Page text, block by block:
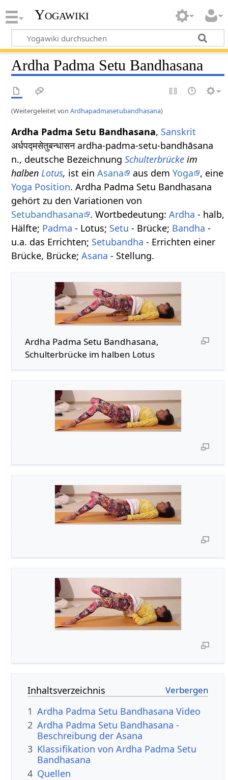
Yogawiki
Ardha Padma Setu Bandhasana
(Weitergeleitet vonArdhapadmasetubandhasana)
Ardha Padma Setu Bandhasana, Sanskrit
अर्धपद्मसेतुबन्धासन ardha-padma-setu-bandhāsana
n., deutsche BezeichnungSchulterbrücke im
halbenLotus, ist einAsana aus demYoga
, eine
Yoga Position. Ardha Padma Setu Bandhasana
gehört zu den Variationen von
Setubandhasana
. Wortbedeutung:Ardha - halb,
Hälfte; Padma - Lotus; Setu - Brücke; Bandha -
u.a. das Errichten; Setubandha - Errichten einer
Brücke, Brücke;Asana - Stellung.
Ardha Padma Setu Bandhasana,
Schulterbrücke im halben Lotus
Inhaltsverzeichnis
1 Ardha Padma Setu Bandhasana Video
2 Ardha Padma Setu Bandhasana -
Beschreibung der Asana
3 Klassifikation von Ardha Padma Setu
Bandhasana
4 Quellen